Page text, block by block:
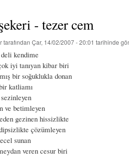
- tezer cem
tarafından Çar, 14/02/2007 - 20:01 tarihinde
kendime
iyi tanıyan kibar biri
bir soğuklukla donan
katliamı
ve betimleyen
gezinen hissizlikte
çözümleyen
sunan
veren cesur biri